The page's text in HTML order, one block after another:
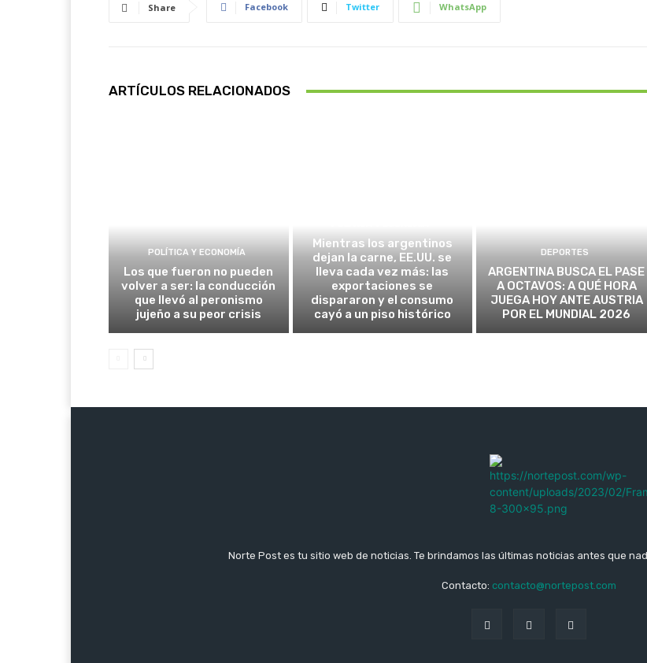
Share Facebook Twitter WhatsApp
ARTÍCULOS RELACIONADOS
POLÍTICA Y ECONOMÍA
Los que fueron no pueden
volver a ser: la conducción
que llevó al peronismo
jujeño a su peor crisis
Mientras los argentinos
dejan la carne, EE.UU. se
lleva cada vez más: las
exportaciones se
dispararon y el consumo
cayó a un piso histórico
DEPORTES
ARGENTINA BUSCA EL PASE
A OCTAVOS: A QUÉ HORA
JUEGA HOY ANTE AUSTRIA
POR EL MUNDIAL 2026
Norte Post es tu sitio web de noticias. Te brindamos las últimas noticias antes que
Contacto: contacto@nortepost.com